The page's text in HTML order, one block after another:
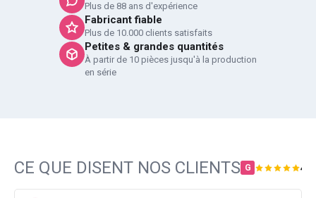
Plus de 88 ans d'expérience
Fabricant fiable
Plus de 10.000 clients satisfaits
Petites & grandes quantités
À partir de 10 pièces jusqu'à la production
en série
CE QUE DISENT NOS CLIENTS G 4,8